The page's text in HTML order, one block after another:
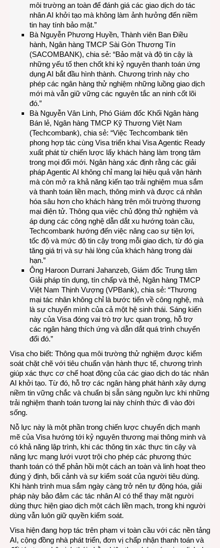
môi trường an toàn để đánh giá các giao dịch do tác
nhân AI khởi tạo mà không làm ảnh hưởng đến niềm
tin hay tính bảo mật.”
Bà Nguyễn Phương Huyền, Thành viên Ban Điều
hành, Ngân hàng TMCP Sài Gòn Thương Tín
(SACOMBANK), chia sẻ: “Bảo mật và độ tin cậy là
những yếu tố then chốt khi kỷ nguyên thanh toán ứng
dụng AI bắt đầu hình thành. Chương trình này cho
phép các ngân hàng thử nghiệm những luồng giao dịch
mới mà vẫn giữ vững các nguyên tắc an ninh cốt lõi
đó.”
Bà Nguyễn Vân Linh, Phó Giám đốc Khối Ngân hàng
Bán lẻ, Ngân hàng TMCP Kỹ Thương Việt Nam
(Techcombank), chia sẻ: “Việc Techcombank tiên
phong hợp tác cùng Visa triển khai Visa Agentic Ready
xuất phát từ chiến lược lấy khách hàng làm trọng tâm
trong mọi đổi mới. Ngân hàng xác định rằng các giải
pháp Agentic AI không chỉ mang lại hiệu quả vận hành
mà còn mở ra khả năng kiến tạo trải nghiệm mua sắm
và thanh toán liền mạch, thông minh và được cá nhân
hóa sâu hơn cho khách hàng trên môi trường thương
mại điện tử. Thông qua việc chủ động thử nghiệm và
áp dụng các công nghệ dẫn dắt xu hướng toàn cầu,
Techcombank hướng đến việc nâng cao sự tiện lợi,
tốc độ và mức độ tin cậy trong mỗi giao dịch, từ đó gia
tăng giá trị và sự hài lòng của khách hàng trong dài
hạn.”
Ông Haroon Durrani Jahanzeb, Giám đốc Trung tâm
Giải pháp tín dụng, tín chấp và thẻ, Ngân hàng TMCP
Việt Nam Thịnh Vượng (VPBank), chia sẻ: “Thương
mại tác nhân không chỉ là bước tiến về công nghệ, mà
là sự chuyển mình của cả một hệ sinh thái. Sáng kiến
này của Visa đóng vai trò trợ lực quan trọng, hỗ trợ
các ngân hàng thích ứng và dẫn dắt quá trình chuyển
đổi đó.”
Visa cho biết: Thông qua môi trường thử nghiệm được kiểm
soát chặt chẽ với tiêu chuẩn vận hành thực tế, chương trình
giúp xác thực cơ chế hoạt động của các giao dịch do tác nhân
AI khởi tạo. Từ đó, hỗ trợ các ngân hàng phát hành xây dựng
niềm tin vững chắc và chuẩn bị sẵn sàng nguồn lực khi những
trải nghiệm thanh toán tương lai này chính thức đi vào đời
sống.
Nỗ lực này là một phần trong chiến lược chuyển dịch mạnh
mẽ của Visa hướng tới kỷ nguyên thương mại thông minh và
có khả năng lập trình, khi các thông tin xác thực tin cậy và
năng lực mạng lưới vượt trội cho phép các phương thức
thanh toán có thể phản hồi một cách an toàn và linh hoạt theo
đúng ý định, bối cảnh và sự kiểm soát của người tiêu dùng.
Khi hành trình mua sắm ngày càng trở nên tự động hóa, giải
pháp này bảo đảm các tác nhân AI có thể thay mặt người
dùng thực hiện giao dịch một cách liền mạch, trong khi người
dùng vẫn luôn giữ quyền kiểm soát.
Visa hiện đang hợp tác trên phạm vi toàn cầu với các nền tảng
AI, cộng đồng nhà phát triển, đơn vị chấp nhận thanh toán và